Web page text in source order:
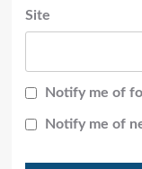
Site
Notify me of
Notify me of